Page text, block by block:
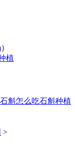
）
植
石斛怎么吃石斛种植
>